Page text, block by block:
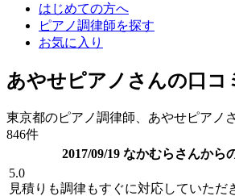
はじめての方へ
ピアノ調律師を探す
お気に入り
あやせピアノさんの口コ
東京都のピアノ調律師、あやせピアノ
846件
2017/09/19 なかむらさんから
5.0
見積りも調律もすぐに対応していただ